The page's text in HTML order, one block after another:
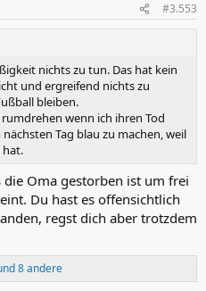
#3.553
nichts zu tun. Das hat kein
und ergreifend nichts zu
bleiben.
wenn ich ihren Tod
Tag blau zu machen, weil
hat.
Oma gestorben ist um frei
Du hast es offensichtlich
regst dich aber trotzdem
8 andere